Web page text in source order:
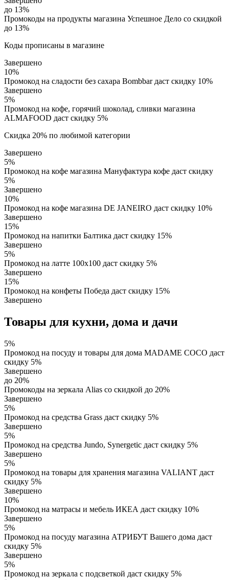
до 13%
Промокоды на продукты магазина Успешное Дело со скидкой
до 13%
Коды прописаны в магазине
Завершено
10%
Промокод на сладости без сахара Bombbar даст скидку 10%
Завершено
5%
Промокод на кофе, горячий шоколад, сливки магазина
ALMAFOOD даст скидку 5%
Скидка 20% по любимой категории
Завершено
5%
Промокод на кофе магазина Мaнуфактура кофе даст скидку
5%
Завершено
10%
Промокод на кофе магазина DE JANEIRO даст скидку 10%
Завершено
15%
Промокод на напитки Балтика даст скидку 15%
Завершено
5%
Промокод на латте 100х100 даст скидку 5%
Завершено
15%
Промокод на конфеты Победа даст скидку 15%
Завершено
Товары для кухни, дома и дачи
5%
Промокод на посуду и товары для дома MADAME COCO даст
скидку 5%
Завершено
до 20%
Промокоды на зеркала Alias со скидкой до 20%
Завершено
5%
Промокод на средства Grass даст скидку 5%
Завершено
5%
Промокод на средства Jundo, Synergetic даст скидку 5%
Завершено
5%
Промокод на товары для хранения магазина VALIANT даст
скидку 5%
Завершено
10%
Промокод на матрасы и мебель ИКЕА даст скидку 10%
Завершено
5%
Промокод на посуду магазина АТРИБУТ Вашего дома даст
скидку 5%
Завершено
5%
Промокод на зеркала с подсветкой даст скидку 5%